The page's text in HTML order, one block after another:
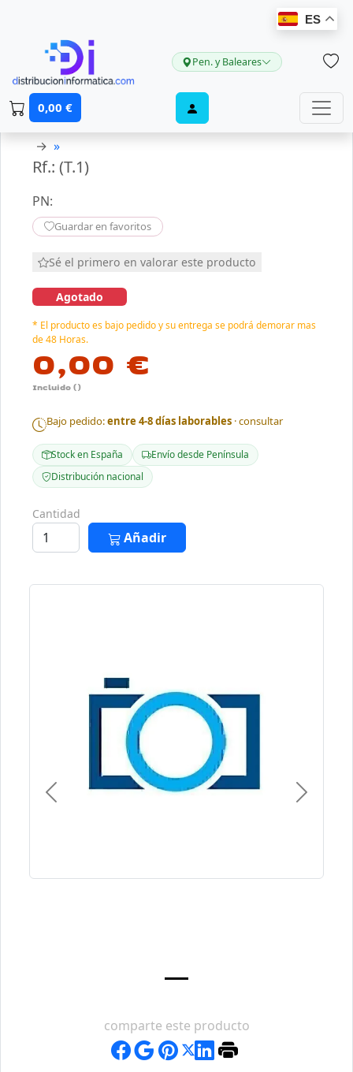
ES
Pen. y Baleares
0,00 €
→ »
Rf.: (T.1)
PN:
Guardar en favoritos
Sé el primero en valorar este producto
Agotado
* El producto es bajo pedido y su entrega se podrá demorar mas
de 48 Horas.
0,00 €
Incluido ()
Bajo pedido:entre 4-8 días laborables · consultar
Stock en España
Envío desde Península
Distribución nacional
Cantidad
Añadir
Previous Next
comparte este producto